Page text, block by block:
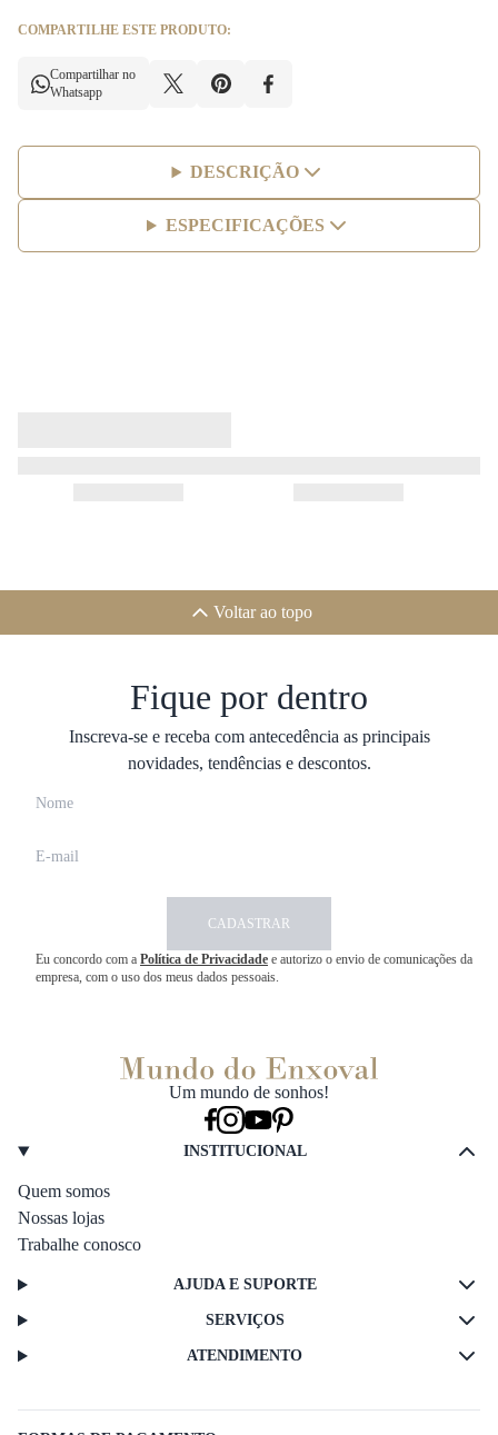
COMPARTILHE ESTE PRODUTO:
Compartilhar no
Whatsapp
DESCRIÇÃO
ESPECIFICAÇÕES
Voltar ao topo
Fique por dentro
Inscreva-se e receba com antecedência as principais
novidades, tendências e descontos.
CADASTRAR
Eu concordo com a Política de Privacidade e autorizo o envio de comunicações da
empresa, com o uso dos meus dados pessoais.
Um mundo de sonhos!
INSTITUCIONAL
Quem somos
Nossas lojas
Trabalhe conosco
AJUDA E SUPORTE
SERVIÇOS
ATENDIMENTO